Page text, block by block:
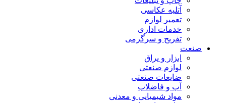
آتلیه عکاسی
تعمیر لوازم
خدمات اداری
تفریح و سرگرمی
صنعت
ابزار و یراق
لوازم صنعتی
ضایعات صنعتی
آب و فاضلاب
مواد شیمیایی و معدنی